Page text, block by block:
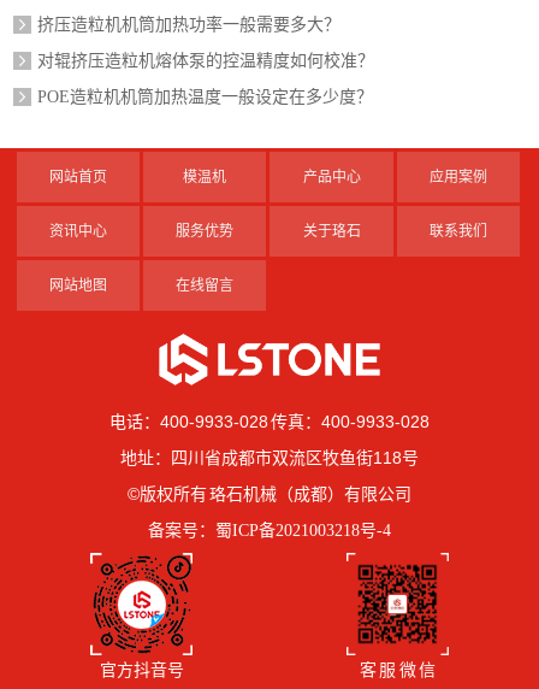
挤压造粒机机筒加热功率一般需要多大？
对辊挤压造粒机熔体泵的控温精度如何校准？
POE造粒机机筒加热温度一般设定在多少度？
网站首页 模温机 产品中心 应用案例
资讯中心 服务优势 关于珞石 联系我们
网站地图 在线留言
电话：400-9933-028 传真：400-9933-028
地址：四川省成都市双流区牧鱼街118号
©版权所有 珞石机械（成都）有限公司
备案号： 蜀ICP备2021003218号-4
官方抖音号 客 服 微 信